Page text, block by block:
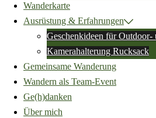
Wanderkarte
Ausrüstung & Erfahrungen
Geschenkideen für Outdoor-
Kamerahalterung Rucksack
Gemeinsame Wanderung
Wandern als Team-Event
Ge(h)danken
Über mich